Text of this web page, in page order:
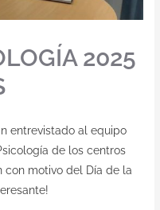
2025
entrevistado al equipo
de los centros
con motivo del Día de la